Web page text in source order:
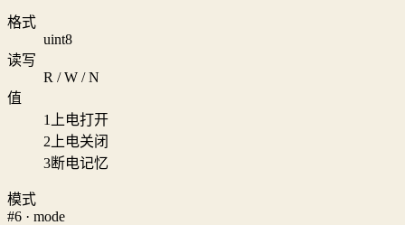
格式
uint8
读写
R / W / N
值
1
上电打开
2 上电关闭
3断电记忆
模式
#6 · mode